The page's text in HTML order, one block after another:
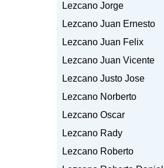
Lezcano Jorge
Lezcano Juan Ernesto
Lezcano Juan Felix
Lezcano Juan Vicente
Lezcano Justo Jose
Lezcano Norberto
Lezcano Oscar
Lezcano Rady
Lezcano Roberto